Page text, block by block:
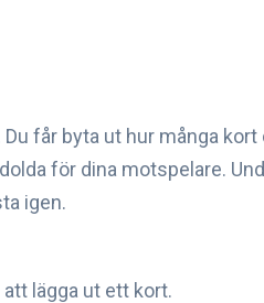
får byta ut hur många
för dina motspelare.
igen.
lägga ut ett kort.